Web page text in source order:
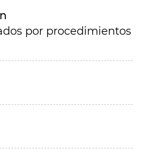
por procedimientos